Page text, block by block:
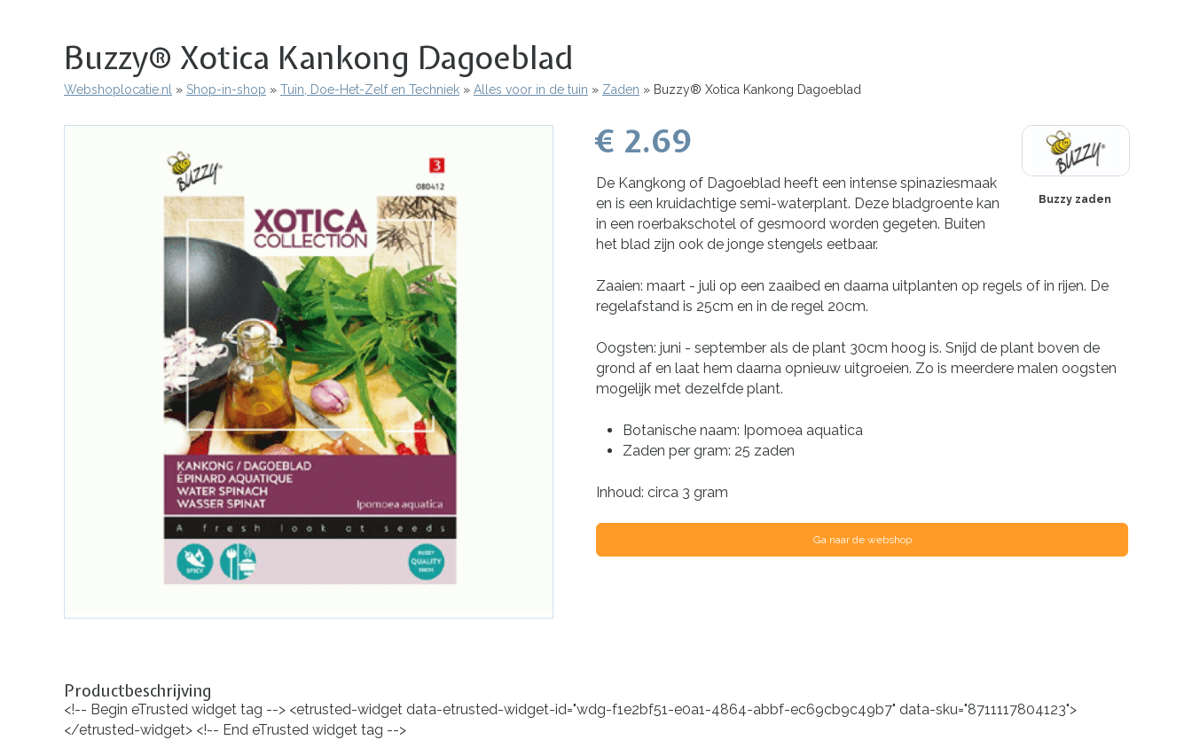
Buzzy® Xotica Kankong Dagoeblad
Kruimelpad
Webshoplocatie.nl Shop-in-shop Tuin, Doe-Het-Zelf en Techniek Alles voor in de tuin Zaden Buzzy® Xotica Kankong Dagoeblad
Buzzy zaden
€ 2.69
De Kangkong of Dagoeblad heeft een intense spinaziesmaak
en is een kruidachtige semi-waterplant. Deze bladgroente kan
in een roerbakschotel of gesmoord worden gegeten. Buiten
het blad zijn ook de jonge stengels eetbaar.
Zaaien: maart - juli op een zaaibed en daarna uitplanten op regels of in rijen. De
regelafstand is 25cm en in de regel 20cm.
Oogsten: juni - september als de plant 30cm hoog is. Snijd de plant boven de
grond af en laat hem daarna opnieuw uitgroeien. Zo is meerdere malen oogsten
mogelijk met dezelfde plant.
Botanische naam: Ipomoea aquatica
Zaden per gram: 25 zaden
Inhoud: circa 3 gram
Ga naar de webshop
Productbeschrijving
<!-- Begin eTrusted widget tag --> <etrusted-widget data-etrusted-widget-id="wdg-f1e2bf51-e0a1-4864-abbf-ec69cb9c49b7" data-sku="8711117804123">
</etrusted-widget> <!-- End eTrusted widget tag -->